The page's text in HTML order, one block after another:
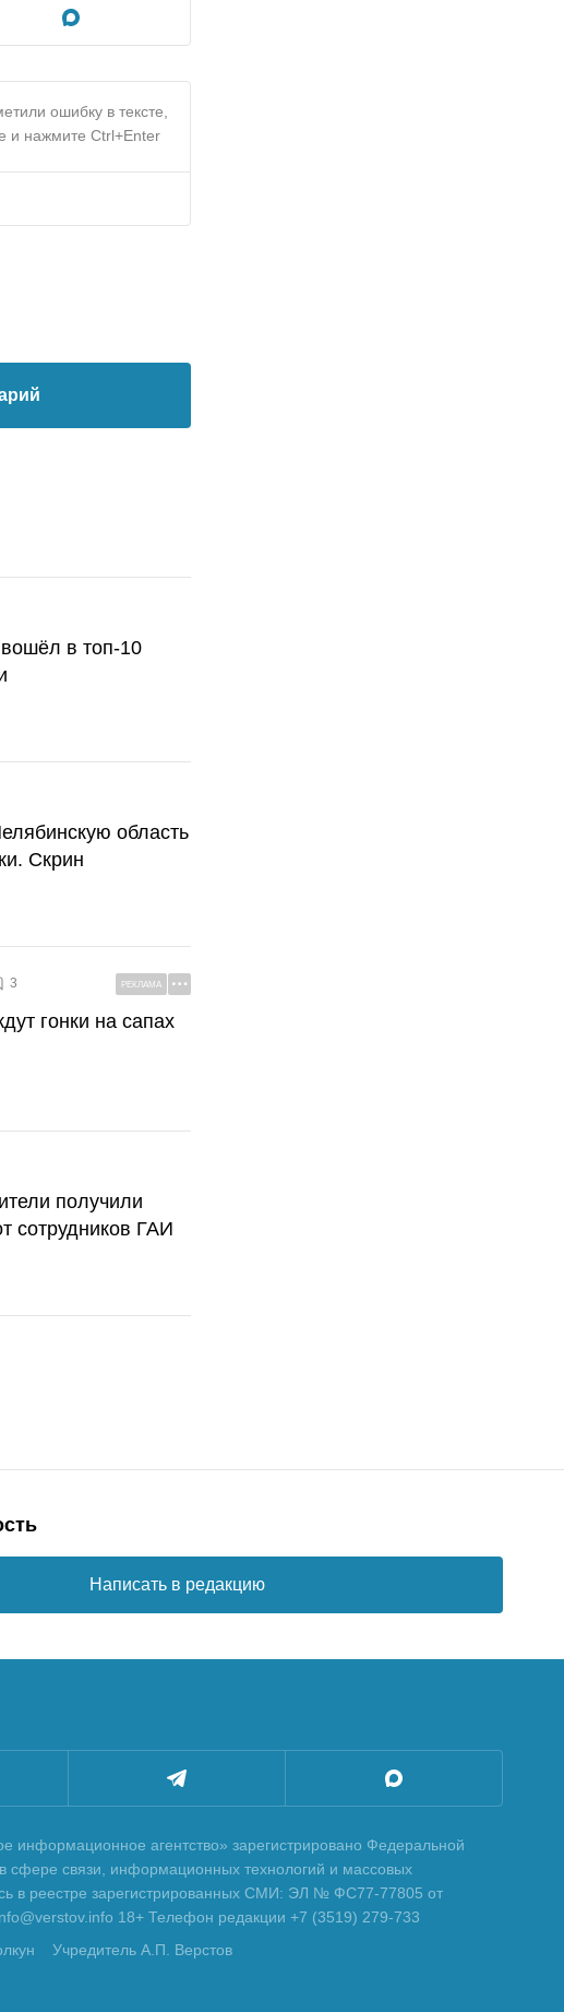
ошибку в тексте,
и нажмите Ctrl+Enter
в топ-10
область
Скрин
3 РЕКЛАМА
гонки на сапах
получили
сотрудников ГАИ
Написать в редакцию
информационное агентство» зарегистрировано Федеральной
сфере связи, информационных технологий и массовых
в реестре зарегистрированных СМИ: ЭЛ № ФС77-77805 от
18+ Телефон редакции +7 (3519) 279-733
Учредитель А.П. Верстов